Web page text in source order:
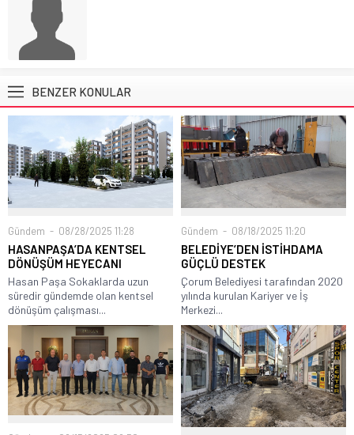
BENZER KONULAR
Gündem 08/28/2025 11:28
HASANPAŞA’DA KENTSEL
DÖNÜŞÜM HEYECANI
Hasan Paşa Sokaklarda uzun
süredir gündemde olan kentsel
dönüşüm çalışması...
Gündem 08/18/2025 11:20
BELEDİYE’DEN İSTİHDAMA
GÜÇLÜ DESTEK
Çorum Belediyesi tarafından 2020
yılında kurulan Kariyer ve İş
Merkezi...